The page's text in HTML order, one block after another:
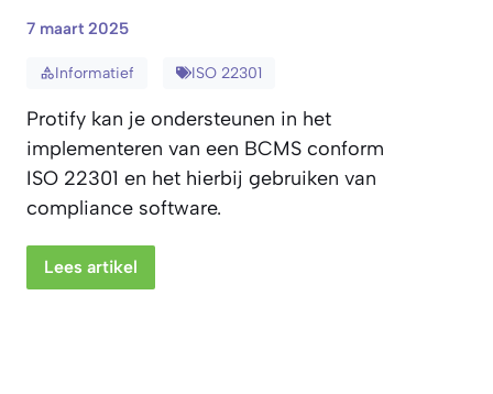
7 maart 2025
Informatief ISO 22301
Protify kan je ondersteunen in het
implementeren van een BCMS conform
ISO 22301 en het hierbij gebruiken van
compliance software.
Lees artikel